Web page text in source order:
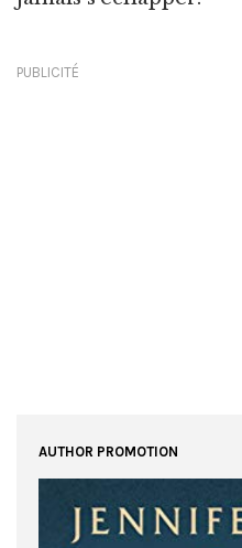
PUBLICITÉ
AUTHOR PROMOTION